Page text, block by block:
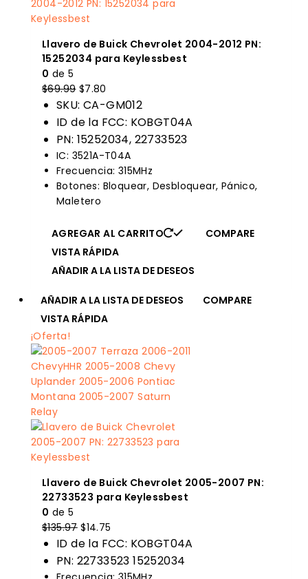
Llavero de Buick Chevrolet 2004-2012 PN:
15252034 para Keylessbest
0 de 5
$69.99 El
precio
original
era:
$69.99.
$7.80
precio
actual
es:
$7.80.
SKU: CA-GM012
ID de la FCC: KOBGT04A
PN: 15252034, 22733523
IC: 3521A-T04A
Frecuencia: 315MHz
Botones: Bloquear, Desbloquear, Pánico,
Maletero
AGREGAR AL CARRITO
COMPARE
VISTA RÁPIDA
AÑADIR A LA LISTA DE DESEOS
AÑADIR A LA LISTA DE DESEOS
COMPARE
VISTA RÁPIDA
¡Oferta!
Llavero de Buick Chevrolet 2005-2007 PN:
22733523 para Keylessbest
0 de 5
$135.97 El
precio
original
era:
$14.75
precio
actual
es:
ID de la FCC: KOBGT04A
PN: 22733523 15252034